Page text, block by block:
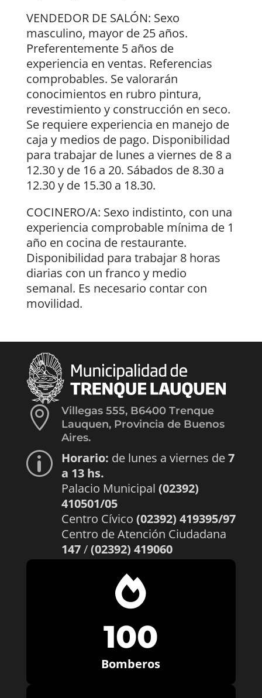
VENDEDOR DE SALÓN: Sexo
masculino, mayor de 25 años.
Preferentemente 5 años de
experiencia en ventas. Referencias
comprobables. Se valorarán
conocimientos en rubro pintura,
revestimiento y construcción en seco.
Se requiere experiencia en manejo de
caja y medios de pago. Disponibilidad
para trabajar de lunes a viernes de 8 a
12.30 y de 16 a 20. Sábados de 8.30 a
12.30 y de 15.30 a 18.30.
COCINERO/A: Sexo indistinto, con una
experiencia comprobable mínima de 1
año en cocina de restaurante.
Disponibilidad para trabajar 8 horas
diarias con un franco y medio
semanal. Es necesario contar con
movilidad.

Villegas 555, B6400 Trenque
Lauquen, Provincia de Buenos
Aires.
p Horario: de lunes a viernes de7
a 13 hs.
Palacio Municipal (02392)
410501/05
Centro Cívico (02392) 419395/97
Centro de Atención Ciudadana
147/(02392) 419060

100
Bomberos